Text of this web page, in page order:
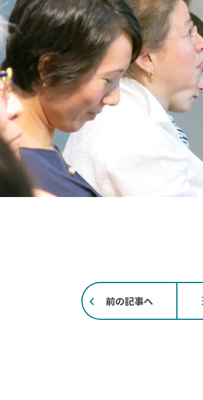
前の記事へ